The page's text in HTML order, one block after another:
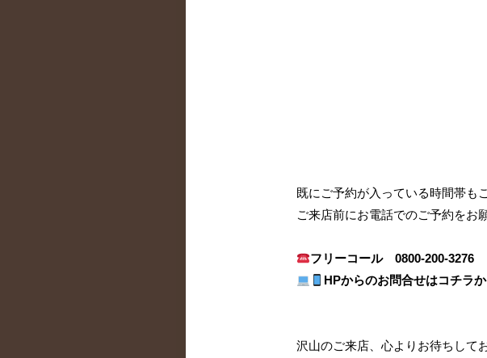
既にご予約が入っている時間帯も
ご来店前にお電話でのご予約をお
フリーコール0800-200-3276
HPからのお問合せはコチラ
沢山のご来店、心よりお待ちして